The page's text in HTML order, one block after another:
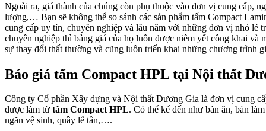
Ngoài ra, giá thành của chúng còn phụ thuộc vào đơn vị cung cấp,
lượng,… Bạn sẽ không thể so sánh các sản phẩm tấm Compact
cung cấp uy tín, chuyên nghiệp và lâu năm với những đơn vị nhỏ lẻ
chuyên nghiệp thì bảng giá của họ luôn được niêm yết công khai và
sự thay đổi thất thường và cũng luôn triển khai những chương trình
Báo giá tấm Compact HPL tại Nội thất
Công ty Cổ phần Xây dựng và Nội thất Dương Gia là đơn vị cung
được làm từ tấm Compact HPL. Có thể kể đến như bàn ăn, bàn
ngăn vệ sinh, quầy lễ tân,….